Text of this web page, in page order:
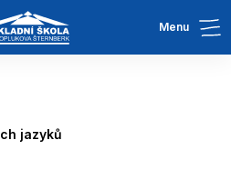
Menu
jazyků